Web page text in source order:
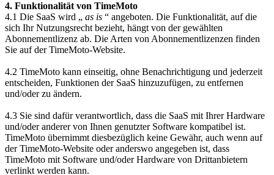
4. Funktionalität von TimeMoto
4.1 Die SaaS wird „ as is “ angeboten. Die Funktionalität, auf die
sich Ihr Nutzungsrecht bezieht, hängt von der gewählten
Abonnementlizenz ab. Die Arten von Abonnementlizenzen finden
Sie auf der TimeMoto-Website.
4.2 TimeMoto kann einseitig, ohne Benachrichtigung und jederzeit
entscheiden, Funktionen der SaaS hinzuzufügen, zu entfernen
und/oder zu ändern.
4.3 Sie sind dafür verantwortlich, dass die SaaS mit Ihrer Hardware
und/oder anderer von Ihnen genutzter Software kompatibel ist.
TimeMoto übernimmt diesbezüglich keine Gewähr, auch wenn auf
der TimeMoto-Website oder anderswo angegeben ist, dass
TimeMoto mit Software und/oder Hardware von Drittanbietern
verlinkt werden kann.